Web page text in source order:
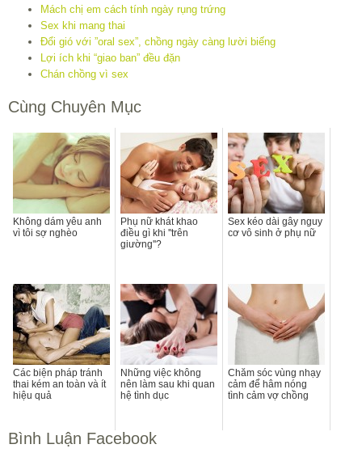
Mách chị em cách tính ngày rụng trứng
Sex khi mang thai
Đổi gió với ”oral sex”, chồng ngày càng lười biếng
Lợi ích khi “giao ban” đều đặn
Chán chồng vì sex
Cùng Chuyên Mục
Không dám yêu anh
vì tôi sợ nghèo
Phụ nữ khát khao
điều gì khi ''trên
giường''?
Sex kéo dài gây nguy
cơ vô sinh ở phụ nữ
Các biện pháp tránh
thai kém an toàn và ít
hiệu quả
Những việc không
nên làm sau khi quan
hệ tình dục
Chăm sóc vùng nhạy
cảm để hâm nóng
tình cảm vợ chồng
Bình Luận Facebook